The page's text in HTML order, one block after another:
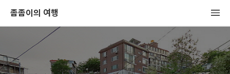
좀좀이의 여행